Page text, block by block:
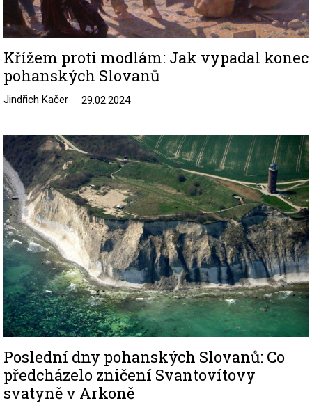
Křížem proti modlám: Jak vypadal konec
pohanských Slovanů
Jindřich Kačer 29.02.2024
Image
Poslední dny pohanských Slovanů: Co
předcházelo zničení Svantovítovy
svatyně v Arkoně